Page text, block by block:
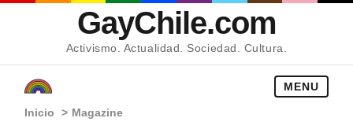
GayChile.com
Activismo. Actualidad. Sociedad. Cultura.
MENU
Inicio > Magazine